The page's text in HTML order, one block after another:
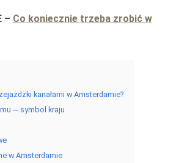
– Co koniecznie trzeba zrobić w
kanałami w Amsterdamie?
─ symbol kraju
w Amsterdamie